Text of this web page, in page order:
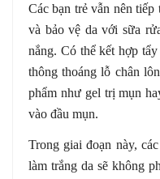
Các bạn trẻ vẫn nên
và bảo vệ da với sữa
nắng. Có thể kết hợp
thông thoáng lỗ chân
phẩm như gel trị mụn
vào đầu mụn.
Trong giai đoạn này,
làm trắng da sẽ không